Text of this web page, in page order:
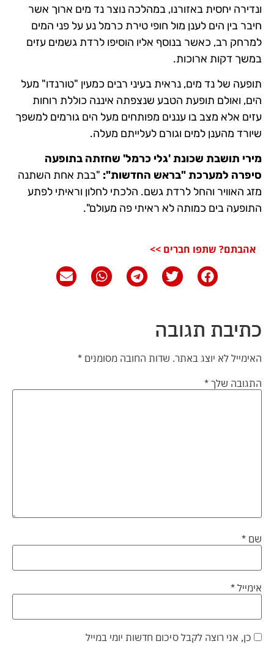
ונדירה יחסית באזורנו, במהלכה נוצר נד מים ארוך אשר
חיבר בין הים לענן מול חופי טירת כרמל נע על פני המים
למרחק רב, כאשר בנוסף אליו הוסיפו לרדת גשמים עזים
במשך דקות ארוכות.
תופעה של נד מים, נראית בעיני רבים כמעין "טורנדו" מעל
הים, ואולם תופעת הטבע שנצפתה איננה כוללת רוחות
עזים אלא מצב בו עננים מפותחים מעל הים גורמים למשפך
שיורד מהענן למים וגורם לעלייתם מעלה.
מירי תושבת שכונת 'גלי כרמל' שחזתה בתופעה
סיפרה למערכת "בראש החדשות": "בבת אחת השתנה
מזג האוויר והחל לרדת גשם. הלכתי לחלון וראיתי לפתע
התופעה בים כמותה לא ראיתי פה מעולם".
אהבתם? שתפו חברים >>
כתיבת תגובה
האימייל לא יוצג באתר. שדות החובה מסומנים *
התגובה שלך *
שם *
אימייל *
כן, אני רוצה לקבל סיכום חדשות יומי במייל